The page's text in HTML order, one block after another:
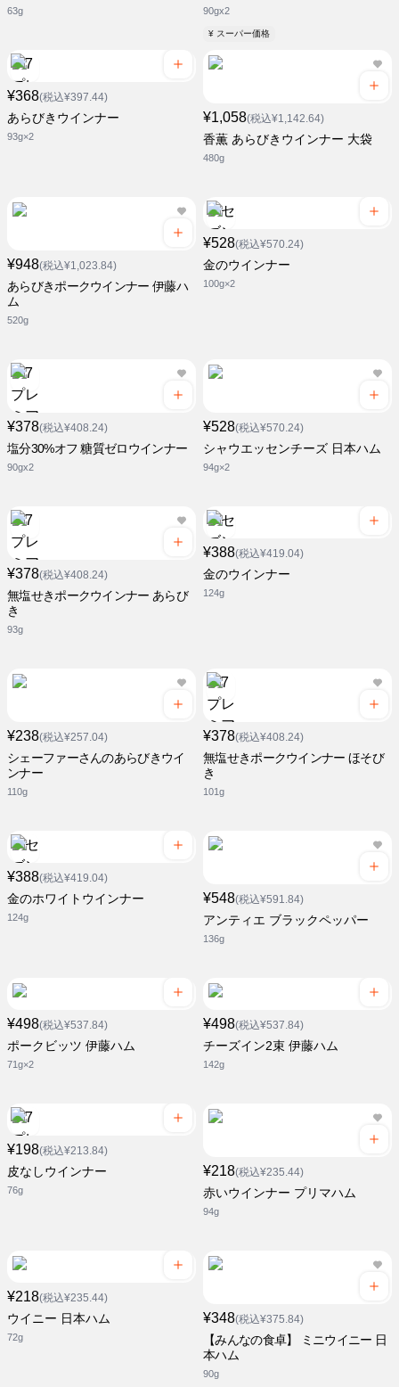
63g 90gx2
¥ スーパー価格
¥368(税込¥397.44)
あらびきウインナー
93g×2
¥1,058(税込¥1,142.64)
香薫 あらびきウインナー 大袋
480g
¥948(税込¥1,023.84)
あらびきポークウインナー 伊藤ハ
ム
520g
¥528(税込¥570.24)
金のウインナー
100g×2
¥378(税込¥408.24)
塩分30%オフ 糖質ゼロウインナー
90gx2
¥528(税込¥570.24)
シャウエッセンチーズ 日本ハム
94g×2
¥378(税込¥408.24)
無塩せきポークウインナー あらび
き
93g
¥388(税込¥419.04)
金のウインナー
124g
¥238(税込¥257.04)
シェーファーさんのあらびきウイ
ンナー
110g
¥378(税込¥408.24)
無塩せきポークウインナー ほそび
き
101g
¥388(税込¥419.04)
金のホワイトウインナー
124g
¥548(税込¥591.84)
アンティエ ブラックペッパー
136g
¥498(税込¥537.84)
ポークビッツ 伊藤ハム
71g×2
¥498(税込¥537.84)
チーズイン2束 伊藤ハム
142g
¥198(税込¥213.84)
皮なしウインナー
76g
¥218(税込¥235.44)
赤いウインナー プリマハム
94g
¥218(税込¥235.44)
ウイニー 日本ハム
72g
¥348(税込¥375.84)
【みんなの食卓】 ミニウイニー 日
本ハム
90g